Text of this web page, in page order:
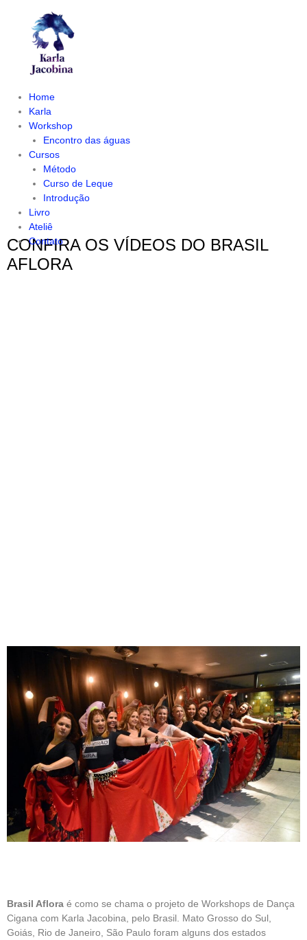
Home
Karla
Workshop
Encontro das águas
Cursos
Método
Curso de Leque
Introdução
Livro
Ateliê
Contato
CONFIRA OS VÍDEOS DO BRASIL
AFLORA
Brasil Aflora é como se chama o projeto de Workshops de Dança
Cigana com Karla Jacobina, pelo Brasil. Mato Grosso do Sul,
Goiás, Rio de Janeiro, São Paulo foram alguns dos estados